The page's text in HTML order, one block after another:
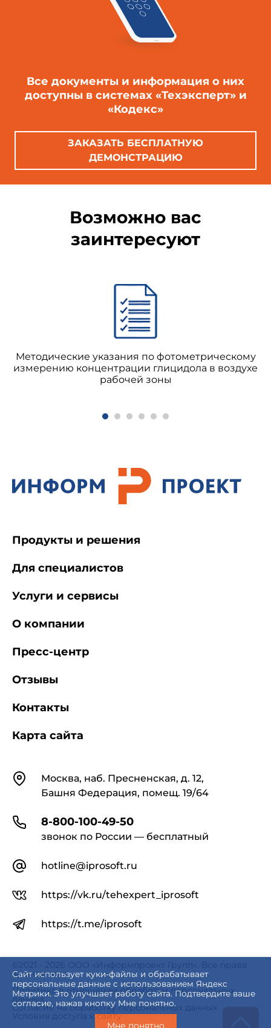
Все документы и информация о них
доступны в системах «Техэксперт» и
«Кодекс»
ЗАКАЗАТЬ БЕСПЛАТНУЮ
ДЕМОНСТРАЦИЮ
Возможно вас
заинтересуют
Методические указания по фотометрическому
измерению концентрации глицидола в воздухе
рабочей зоны
Сайт использует куки-файлы и обрабатывает
персональные данные с использованием Яндекс
Метрики. Это улучшает работу сайта. Подтвердите ваше
согласие, нажав кнопку Мне понятно.
Мне понятно
КонтактыМосква, наб. Пресненская, д. 12,
Башня Федерация, помещ. 19/64
8-800-100-49-50
звонок по России — бесплатный
hotline@iprosoft.ru
https://vk.ru/tehexpert_iprosoft
https://t.me/iprosoft
Продукты и решения
Для специалистов
Услуги и сервисы
О компании
Пресс-центр
Отзывы
Контакты
Карта сайта
©2021 - 2026 ООО «Информпроект Групп». Все права
защищены.
Политика в отношении обработки персональных
данных
Согласие на обработку персональных данных
Условия доступа к сайту